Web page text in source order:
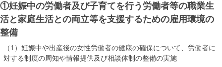
①妊娠中の労働者及び子育てを行う労働者等の職業生
活と家庭生活との両立等を支援するための雇用環境の
整備
（1）妊娠中や出産後の女性労働者の健康の確保について、労働者に
対する制度の周知や情報提供及び相談体制の整備の実施